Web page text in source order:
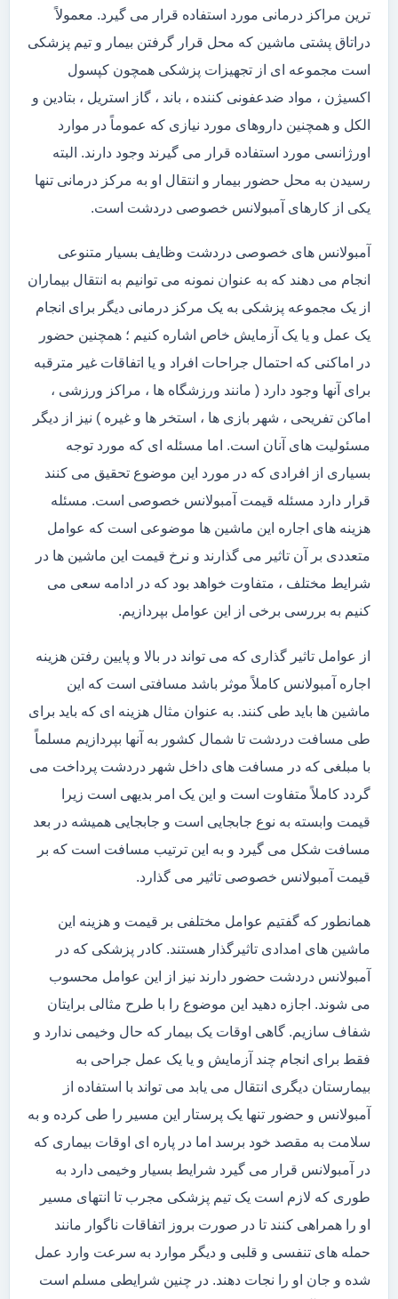
ترین مراکز درمانی مورد استفاده قرار می گیرد. معمولاً
دراتاق پشتی ماشین که محل قرار گرفتن بیمار و تیم پزشکی
است مجموعه ای از تجهیزات پزشکی همچون کپسول
اکسیژن ، مواد ضدعفونی کننده ، باند ، گاز استریل ، بتادین و
الکل و همچنین داروهای مورد نیازی که عموماً در موارد
اورژانسی مورد استفاده قرار می گیرند وجود دارند. البته
رسیدن به محل حضور بیمار و انتقال او به مرکز درمانی تنها
یکی از کارهای آمبولانس خصوصی دردشت است.
آمبولانس های خصوصی دردشت وظایف بسیار متنوعی
انجام می دهند که به عنوان نمونه می توانیم به انتقال بیماران
از یک مجموعه پزشکی به یک مرکز درمانی دیگر برای انجام
یک عمل و یا یک آزمایش خاص اشاره کنیم ؛ همچنین حضور
در اماکنی که احتمال جراحات افراد و یا اتفاقات غیر مترقبه
برای آنها وجود دارد ( مانند ورزشگاه ها ، مراکز ورزشی ،
اماکن تفریحی ، شهر بازی ها ، استخر ها و غیره ) نیز از دیگر
مسئولیت های آنان است. اما مسئله ای که مورد توجه
بسیاری از افرادی که در مورد این موضوع تحقیق می کنند
قرار دارد مسئله قیمت آمبولانس خصوصی است. مسئله
هزینه های اجاره این ماشین ها موضوعی است که عوامل
متعددی بر آن تاثیر می گذارند و نرخ قیمت این ماشین ها در
شرایط مختلف ، متفاوت خواهد بود که در ادامه سعی می
کنیم به بررسی برخی از این عوامل بپردازیم.
از عوامل تاثیر گذاری که می تواند در بالا و پایین رفتن هزینه
اجاره آمبولانس کاملاً موثر باشد مسافتی است که این
ماشین ها باید طی کنند. به عنوان مثال هزینه ای که باید برای
طی مسافت دردشت تا شمال کشور به آنها بپردازیم مسلماً
با مبلغی که در مسافت های داخل شهر دردشت پرداخت می
گردد کاملاً متفاوت است و این یک امر بدیهی است زیرا
قیمت وابسته به نوع جابجایی است و جابجایی همیشه در بعد
مسافت شکل می گیرد و به این ترتیب مسافت است که بر
قیمت آمبولانس خصوصی تاثیر می گذارد.
همانطور که گفتیم عوامل مختلفی بر قیمت و هزینه این
ماشین های امدادی تاثیرگذار هستند. کادر پزشکی که در
آمبولانس دردشت حضور دارند نیز از این عوامل محسوب
می شوند. اجازه دهید این موضوع را با طرح مثالی برایتان
شفاف سازیم. گاهی اوقات یک بیمار که حال وخیمی ندارد و
فقط برای انجام چند آزمایش و یا یک عمل جراحی به
بیمارستان دیگری انتقال می یابد می تواند با استفاده از
آمبولانس و حضور تنها یک پرستار این مسیر را طی کرده و به
سلامت به مقصد خود برسد اما در پاره ای اوقات بیماری که
در آمبولانس قرار می گیرد شرایط بسیار وخیمی دارد به
طوری که لازم است یک تیم پزشکی مجرب تا انتهای مسیر
او را همراهی کنند تا در صورت بروز اتفاقات ناگوار مانند
حمله های تنفسی و قلبی و دیگر موارد به سرعت وارد عمل
شده و جان او را نجات دهند. در چنین شرایطی مسلم است